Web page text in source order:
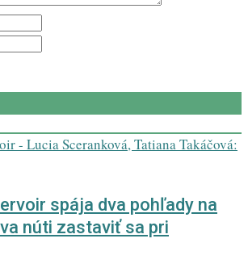
spája dva pohľady na
núti zastaviť sa pri